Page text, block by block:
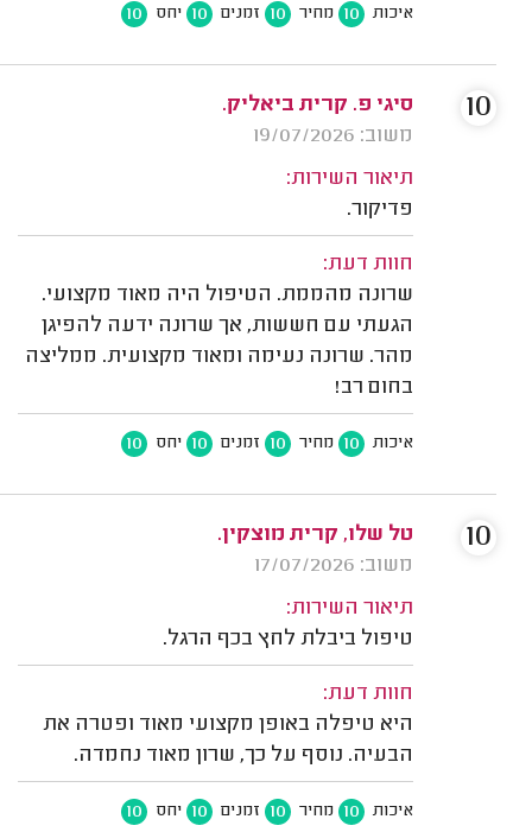
איכות 10 מחיר 10 זמנים 10 יחס 10
סיגי פ. קרית ביאליק.
משוב: 19/07/2026
תיאור השירות:
פדיקור.
חוות דעת:
שרונה מהממת. הטיפול היה מאוד מקצועי.
הגעתי עם חששות, אך שרונה ידעה להפיגן
מהר. שרונה נעימה ומאוד מקצועית. ממליצה
בחום רב!
איכות 10 מחיר 10 זמנים 10 יחס 10
10
טל שלו, קרית מוצקין.
משוב: 17/07/2026
תיאור השירות:
טיפול ביבלת לחץ בכף הרגל.
חוות דעת:
היא טיפלה באופן מקצועי מאוד ופטרה את
הבעיה. נוסף על כך, שרון מאוד נחמדה.
איכות 10 מחיר 10 זמנים 10 יחס 10
10